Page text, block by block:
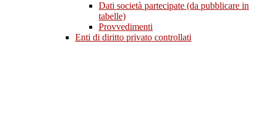
Dati società partecipate (da pubblicare in
tabelle)
Provvedimenti
Enti di diritto privato controllati